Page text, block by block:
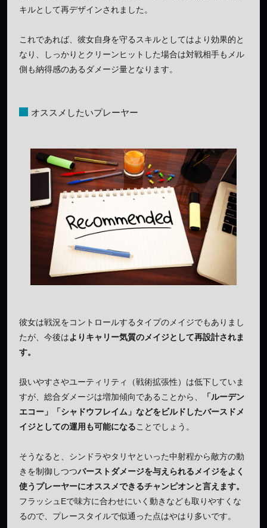
キルとして再デザインされました。
これであれば、彼女自身を守るスキルとしてはより効果的と
なり、しっかりとクリーンヒットした場合は対戦相手もメル
側も納得感のあるダメージ量となります。
オススメしたいプレーヤー
彼女は戦況をコントロールするタイプのメイジでもありまし
たが、今後はよりキャリー気質のメイジとして再設計されま
す。
扱いやすさやユーティリティ（戦術拡張性）は低下していま
すが、総合ダメージは増加傾向であることから、
「ルーデン
エコー」「シャドウフレイム」などをビルドしたバースドメ
イジとしての運用も可能になることでしょう。
そうなると、シンドラやタリヤといった中射程から敵方の動
きを制御しつつバーストダメージを与えられるメイジをよく
使うプレーヤーにオススメできるチャンピオンと言えます。
フラッシュEで味方に合わせにいく動きなども取りやすくな
るので、プレースタイルで似通った点はやはり多いです。